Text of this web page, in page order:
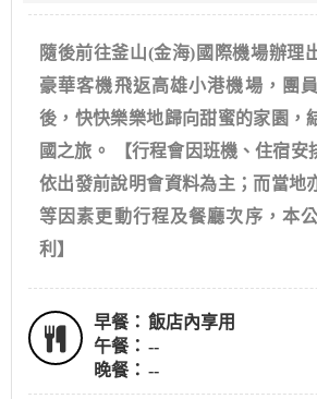
隨後前往釜山(金海)國際機場辦理
豪華客機飛返高雄小港機場，團
後，快快樂樂地歸向甜蜜的家園，
國之旅。 【行程會因班機、住宿安
依出發前說明會資料為主；而當地
等因素更動行程及餐廳次序，本
利】
早餐： 飯店內享用
午餐： --
晚餐： --